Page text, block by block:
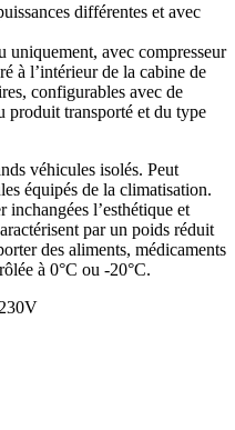
différentes et avec
uniquement, avec compresseur
à l’intérieur de la cabine de
configurables avec de
produit transporté et du type
véhicules isolés. Peut
équipés de la climatisation.
inchangées l’esthétique et
par un poids réduit
des aliments, médicaments
à 0°C ou -20°C.